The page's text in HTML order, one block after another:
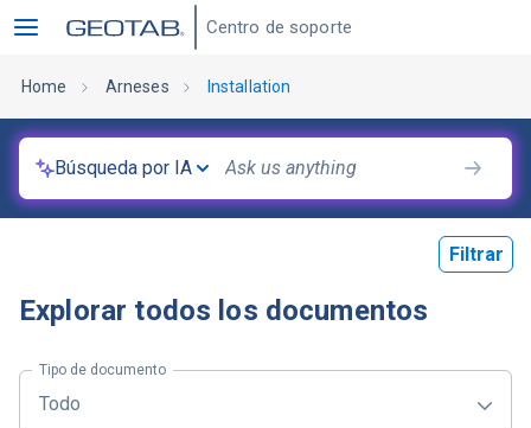
Centro de soporte
Home Arneses Installation
Búsqueda por IA
Filtrar
Explorar todos los documentos
Tipo de documento
Todo